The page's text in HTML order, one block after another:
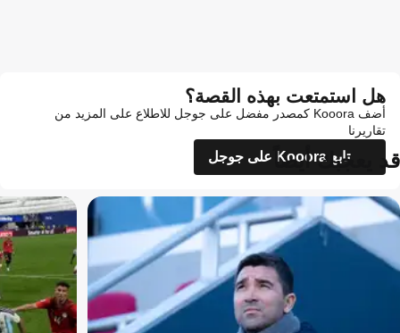
هل استمتعت بهذه القصة؟
أضف Kooora كمصدر مفضل على جوجل للاطلاع على المزيد من
تقاريرنا
تابع Kooora على جوجل
قد يعجبك أيضاً